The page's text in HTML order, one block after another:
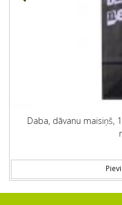
Daba, dāvanu maisiņš,